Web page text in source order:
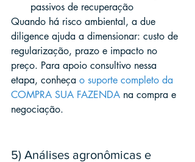
passivos de recuperação
Quando há risco ambiental, a due
diligence ajuda a dimensionar: custo de
regularização, prazo e impacto no
preço. Para apoio consultivo nessa
etapa, conheça o suporte completo da
COMPRA SUA FAZENDA na compra e
negociação.
5) Análises agronômicas e